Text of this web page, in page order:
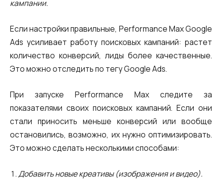
кампании.
Если настройки правильные, Performance Max Google
Ads усиливает работу поисковых кампаний: растет
количество конверсий, лиды более качественные.
Это можно отследить по тегу Google Ads.
При запуске Performance Max следите за
показателями своих поисковых кампаний. Если они
стали приносить меньше конверсий или вообще
остановились, возможно, их нужно оптимизировать.
Это можно сделать несколькими способами:
Добавить новые креативы (изображения и видео).